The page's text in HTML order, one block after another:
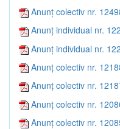
Anunț colectiv nr.
Anunț individual nr.
Anunț individual nr.
Anunț colectiv nr.
Anunț colectiv nr.
Anunț colectiv nr.
Anunț colectiv nr.